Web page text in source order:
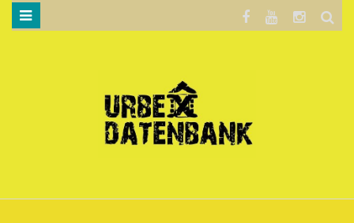
DATENSCHUTZERKLÄRUNG